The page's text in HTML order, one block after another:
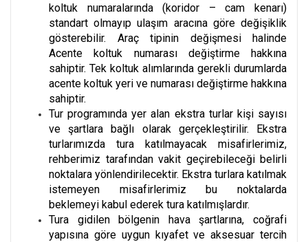
koltuk numaralarında (koridor – cam kenarı)
standart olmayıp ulaşım aracına göre değişiklik
gösterebilir. Araç tipinin değişmesi halinde
Acente koltuk numarası değiştirme hakkına
sahiptir. Tek koltuk alımlarında gerekli durumlarda
acente koltuk yeri ve numarası değiştirme hakkına
sahiptir.
Tur programında yer alan ekstra turlar kişi sayısı
ve şartlara bağlı olarak gerçekleştirilir. Ekstra
turlarımızda tura katılmayacak misafirlerimiz,
rehberimiz tarafından vakit geçirebileceği belirli
noktalara yönlendirilecektir. Ekstra turlara katılmak
istemeyen misafirlerimiz bu noktalarda
beklemeyi kabul ederek tura katılmışlardır.
Tura gidilen bölgenin hava şartlarına, coğrafi
yapısına göre uygun kıyafet ve aksesuar tercih